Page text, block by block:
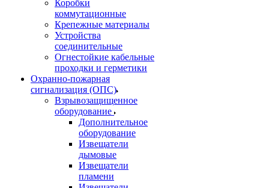
Коробки
коммутационные
Крепежные материалы
Устройства
соединительные
Огнестойкие кабельные
проходки и герметики
Охранно-пожарная
сигнализация (ОПС)
Взрывозащищенное
оборудование
Дополнительное
оборудование
Извещатели
дымовые
Извещатели
пламени